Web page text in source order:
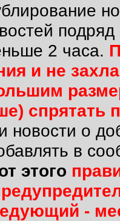
2 часа.
и не
спрятать
новости о
в
этого
-